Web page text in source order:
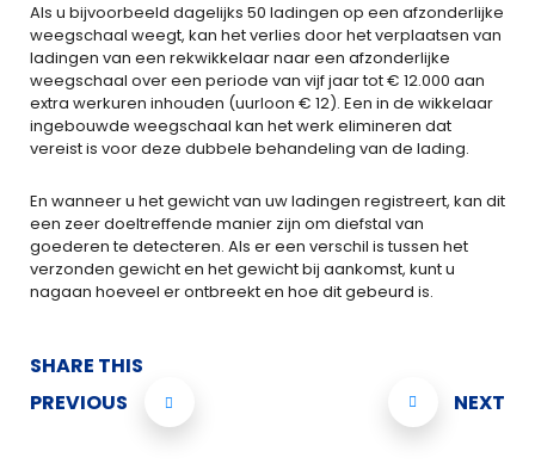
Als u bijvoorbeeld dagelijks 50 ladingen op een afzonderlijke
weegschaal weegt, kan het verlies door het verplaatsen van
ladingen van een rekwikkelaar naar een afzonderlijke
weegschaal over een periode van vijf jaar tot € 12.000 aan
extra werkuren inhouden (uurloon € 12). Een in de wikkelaar
ingebouwde weegschaal kan het werk elimineren dat
vereist is voor deze dubbele behandeling van de lading.
En wanneer u het gewicht van uw ladingen registreert, kan dit
een zeer doeltreffende manier zijn om diefstal van
goederen te detecteren. Als er een verschil is tussen het
verzonden gewicht en het gewicht bij aankomst, kunt u
nagaan hoeveel er ontbreekt en hoe dit gebeurd is.
SHARE THIS
PREVIOUS
NEXT